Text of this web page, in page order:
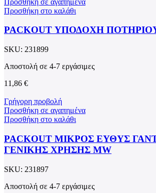
Προσθήκη στο καλάθι
PACKOUT ΥΠΟΔΟΧΗ
SKU: 231899
Αποστολή σε 4-7 εργάσιμες
11,86 €
Γρήγορη προβολή
Προσθήκη σε αγαπημένα
Προσθήκη στο καλάθι
PACKOUT ΜΙΚΡΟΣ ΕΥΘΥΣ
ΓΕΝΙΚΗΣ ΧΡΗΣΗΣ MW
SKU: 231897
Αποστολή σε 4-7 εργάσιμες